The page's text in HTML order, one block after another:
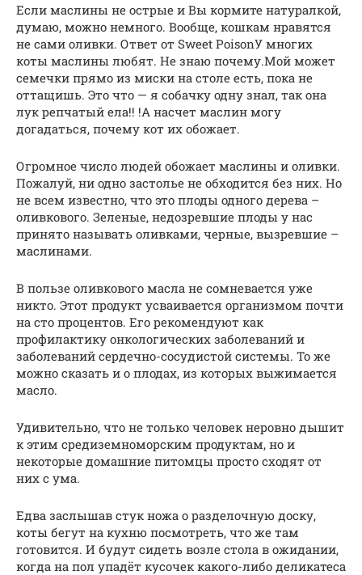
Если маслины не острые и Вы кормите натуралкой,
думаю, можно немного. Вообще, кошкам нравятся
не сами оливки. Ответ от Sweet PoisonУ многих
коты маслины любят. Не знаю почему.Мой может
семечки прямо из миски на столе есть, пока не
оттащишь. Это что — я собачку одну знал, так она
лук репчатый ела!! !А насчет маслин могу
догадаться, почему кот их обожает.
Огромное число людей обожает маслины и оливки.
Пожалуй, ни одно застолье не обходится без них. Но
не всем известно, что это плоды одного дерева –
оливкового. Зеленые, недозревшие плоды у нас
принято называть оливками, черные, вызревшие –
маслинами.
В пользе оливкового масла не сомневается уже
никто. Этот продукт усваивается организмом почти
на сто процентов. Его рекомендуют как
профилактику онкологических заболеваний и
заболеваний сердечно-сосудистой системы. То же
можно сказать и о плодах, из которых выжимается
масло.
Удивительно, что не только человек неровно дышит
к этим средиземноморским продуктам, но и
некоторые домашние питомцы просто сходят от
них с ума.
Едва заслышав стук ножа о разделочную доску,
коты бегут на кухню посмотреть, что же там
готовится. И будут сидеть возле стола в ожидании,
когда на пол упадёт кусочек какого-либо деликатеса